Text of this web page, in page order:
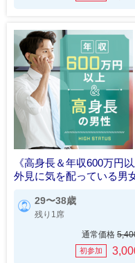
《高身長＆年収600万円
外見に気を配っている男
29〜38歳
残り1席
通常価格
初参加